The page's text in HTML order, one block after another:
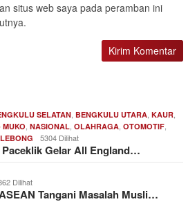
situs web saya pada peramban ini
SELATAN BENGKULU UTARA KAUR
MUKO NASIONAL OLAHRAGA OTOMOTIF
5304 Dilihat
Gelar All England…
Dilihat
Tangani Masalah Musli…